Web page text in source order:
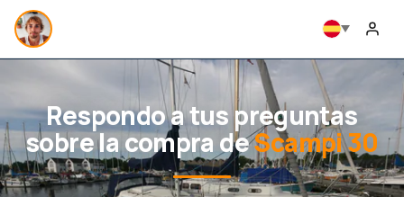
Respondo a tus preguntas
sobre la compra deScampi 30